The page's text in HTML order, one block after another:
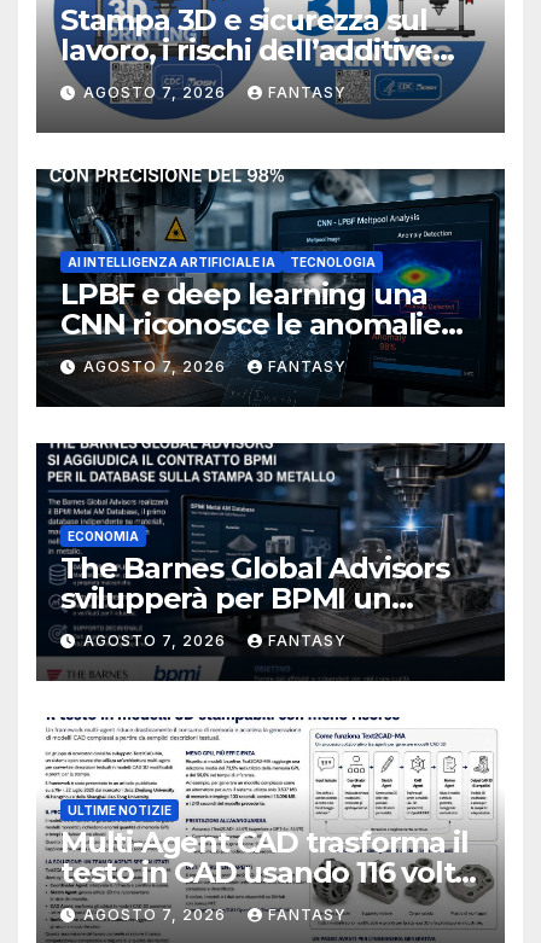
Stampa 3D e sicurezza sul
lavoro, i rischi dell’additive
manufacturing secondo
NIOSH
AGOSTO 7, 2026 FANTASY
AI INTELLIGENZA ARTIFICIALE IA TECNOLOGIA
LPBF e deep learning una
CNN riconosce le anomalie
del bagno di fusione
AGOSTO 7, 2026 FANTASY
ECONOMIA
The Barnes Global Advisors
svilupperà per BPMI un
database per la stampa 3D
metallica destinata alla filiera
navale statunitense
AGOSTO 7, 2026 FANTASY
ULTIME NOTIZIE
Multi-Agent CAD trasforma il
testo in CAD usando 116 volte
meno token
AGOSTO 7, 2026 FANTASY